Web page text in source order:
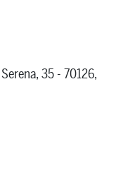
35 - 70126,